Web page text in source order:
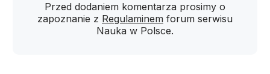
Przed dodaniem komentarza prosimy o
zapoznanie z Regulaminem forum serwisu
Nauka w Polsce.